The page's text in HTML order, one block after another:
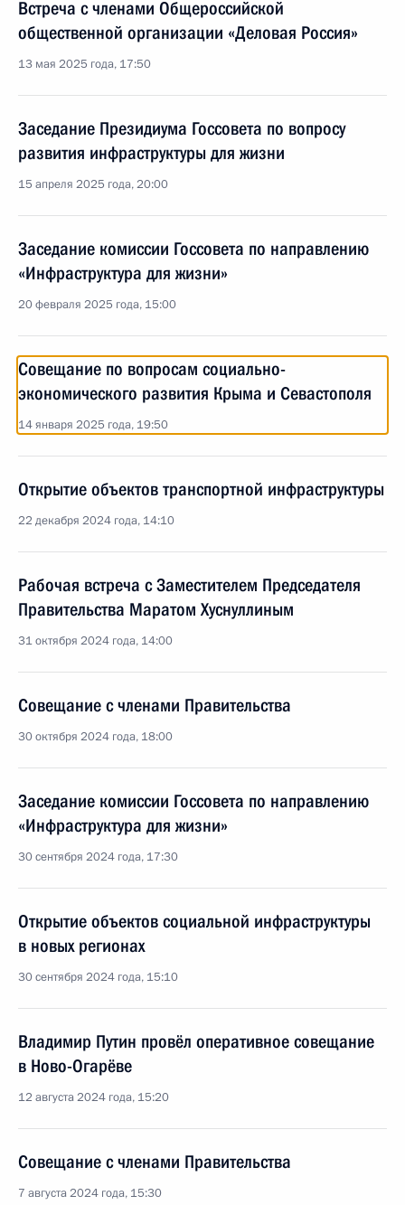
Встреча с членами Общероссийской
общественной организации «Деловая Россия»
13 мая 2025 года, 17:50
Заседание Президиума Госсовета по вопросу
развития инфраструктуры для жизни
15 апреля 2025 года, 20:00
Заседание комиссии Госсовета по направлению
«Инфраструктура для жизни»
20 февраля 2025 года, 15:00
Совещание по вопросам социально-
экономического развития Крыма и Севастополя
14 января 2025 года, 19:50
Открытие объектов транспортной инфраструктуры
22 декабря 2024 года, 14:10
Рабочая встреча с Заместителем Председателя
Правительства Маратом Хуснуллиным
31 октября 2024 года, 14:00
Совещание с членами Правительства
30 октября 2024 года, 18:00
Заседание комиссии Госсовета по направлению
«Инфраструктура для жизни»
30 сентября 2024 года, 17:30
Открытие объектов социальной инфраструктуры
в новых регионах
30 сентября 2024 года, 15:10
Владимир Путин провёл оперативное совещание
в Ново-Огарёве
12 августа 2024 года, 15:20
Совещание с членами Правительства
7 августа 2024 года, 15:30